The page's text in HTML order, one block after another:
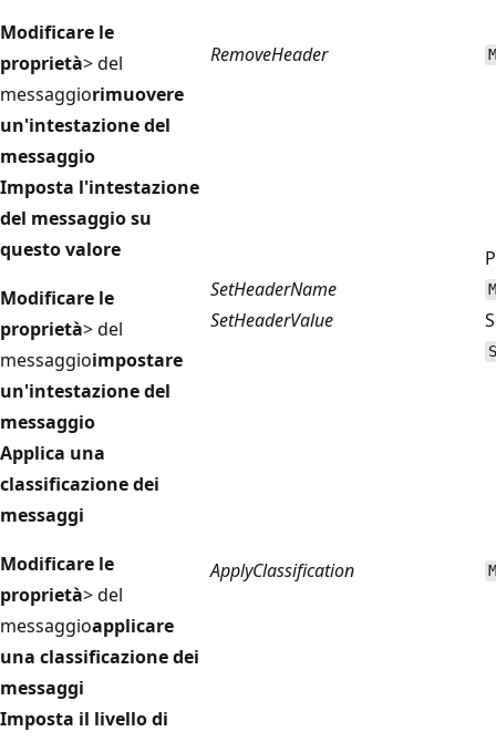
Modificare le
proprietà> del
messaggiorimuovere
un'intestazione del
messaggio
RemoveHeader
Imposta l'intestazione
del messaggio su
questo valore
Modificare le
proprietà> del
messaggioimpostare
un'intestazione del
messaggio
SetHeaderName
SetHeaderValue
Applica una
classificazione dei
messaggi
Modificare le
proprietà> del
messaggioapplicare
una classificazione dei
messaggi
ApplyClassification
Imposta il livello di